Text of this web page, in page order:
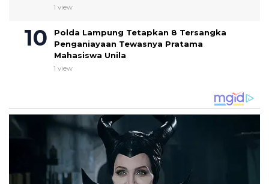
1 view
Polda Lampung Tetapkan 8 Tersangka
Penganiayaan Tewasnya Pratama
Mahasiswa Unila
1 view